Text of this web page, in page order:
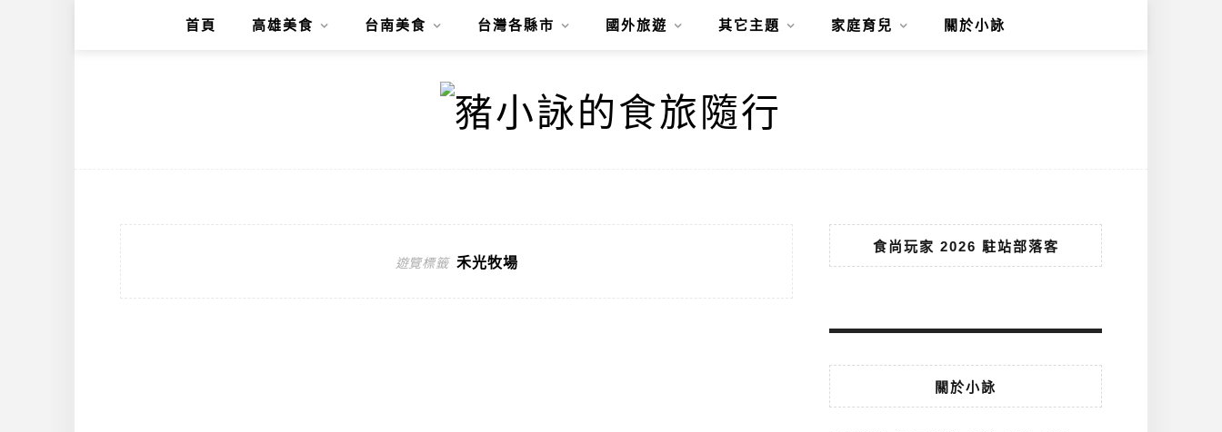
首頁 高雄美食 台南美食 台灣各縣市 國外旅遊 其它主題 家庭育兒 關於小詠
遊覽標籤 禾光牧場
食尚玩家 2026 駐站部落客
關於小詠